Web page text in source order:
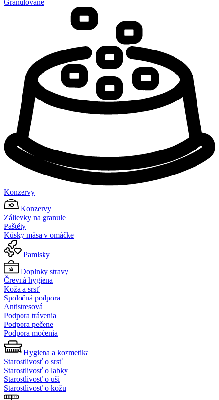
Granulované
Konzervy
Konzervy
Zálievky na granule
Paštéty
Kúsky mäsa v omáčke
Pamlsky
Doplnky stravy
Črevná hygiena
Koža a srsť
Spoločná podpora
Antistresová
Podpora trávenia
Podpora pečene
Podpora močenia
Hygiena a kozmetika
Starostlivosť o srsť
Starostlivosť o labky
Starostlivosť o uši
Starostlivosť o kožu